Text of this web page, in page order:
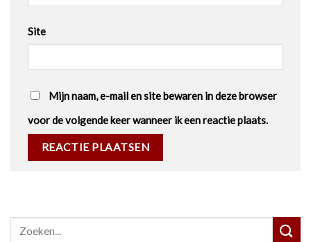
Site
Mijn naam, e-mail en site bewaren in deze browser
voor de volgende keer wanneer ik een reactie plaats.